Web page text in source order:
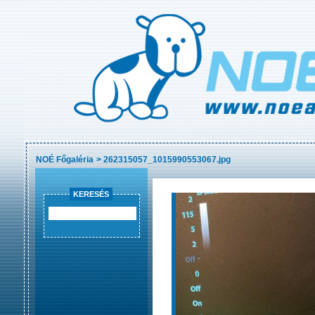
NOÉ Főgaléria >262315057_1015990553067.jpg
KERESÉS